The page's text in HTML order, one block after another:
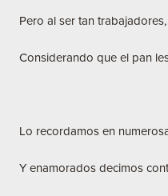
Pero al ser tan
Considerando que el pan
Lo recordamos en
Y enamorados decimos